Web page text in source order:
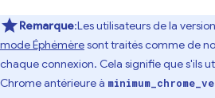
Remarque:Les utilisateurs de la
mode Éphémèresont traités comme de
chaque connexion. Cela signifie que s'ils
Chrome antérieure à